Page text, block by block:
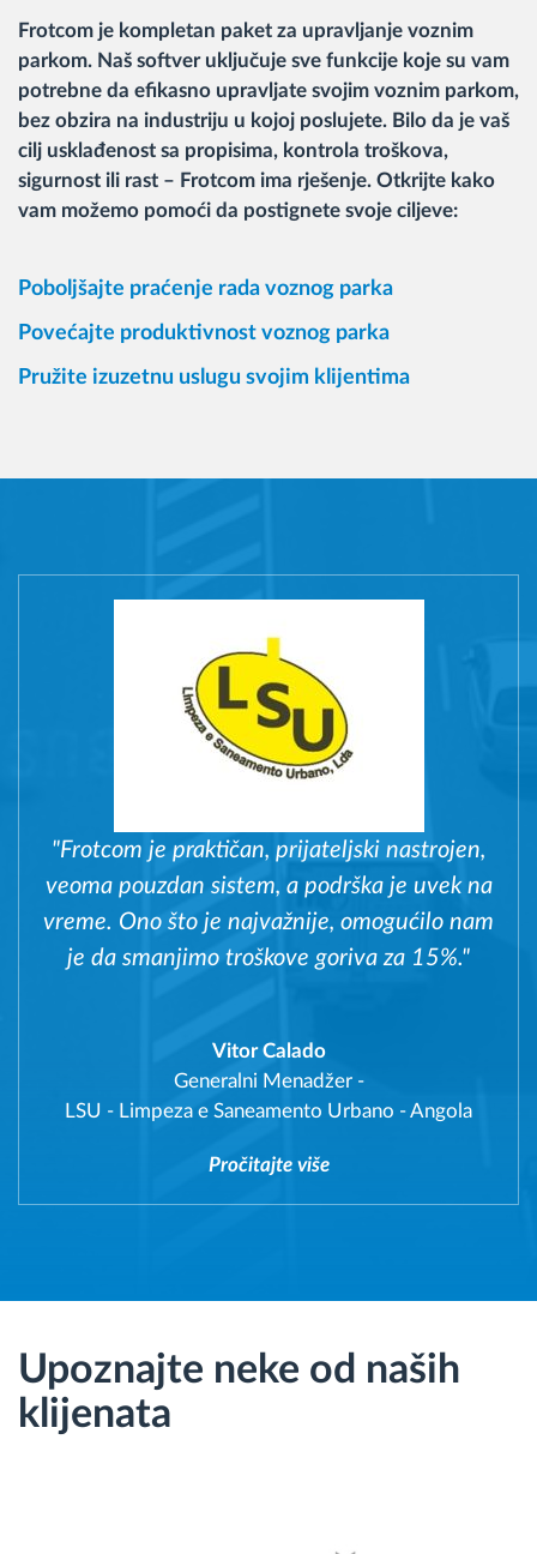
Frotcom je kompletan paket za upravljanje voznim
parkom. Naš softver uključuje sve funkcije koje su vam
potrebne da efikasno upravljate svojim voznim parkom,
bez obzira na industriju u kojoj poslujete. Bilo da je vaš
cilj usklađenost sa propisima, kontrola troškova,
sigurnost ili rast – Frotcom ima rješenje. Otkrijte kako
vam možemo pomoći da postignete svoje ciljeve:
Poboljšajte praćenje rada voznog parka
Povećajte produktivnost voznog parka
Pružite izuzetnu uslugu svojim klijentima
"Frotcom je praktičan, prijateljski nastrojen,
veoma pouzdan sistem, a podrška je uvek na
vreme. Ono što je najvažnije, omogućilo nam
je da smanjimo troškove goriva za 15%."
Vitor Calado
Generalni Menadžer -
LSU - Limpeza e Saneamento Urbano - Angola
Pročitajte više
Upoznajte neke od naših
klijenata